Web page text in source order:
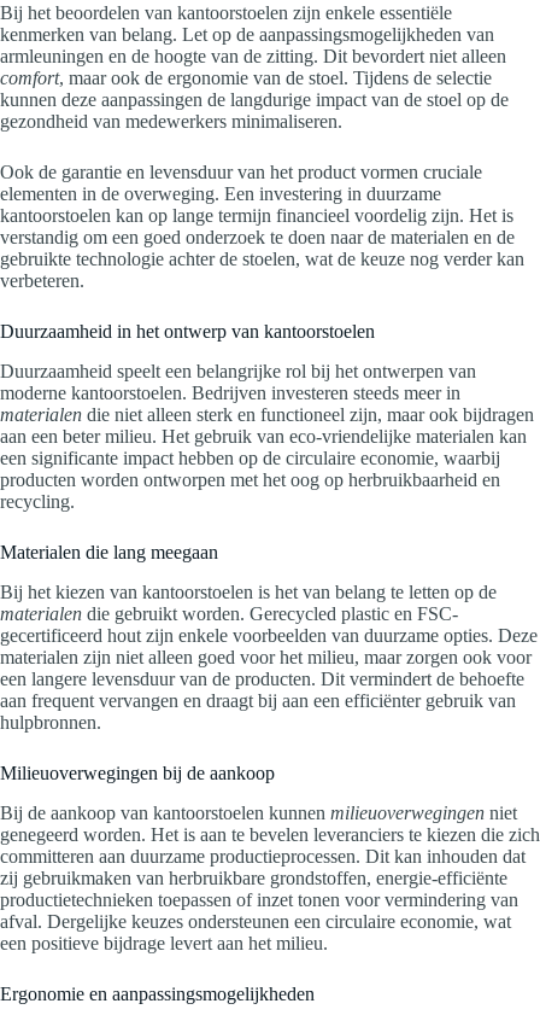
Bij het beoordelen van kantoorstoelen zijn enkele essentiële
kenmerken van belang. Let op de aanpassingsmogelijkheden van
armleuningen en de hoogte van de zitting. Dit bevordert niet alleen
comfort, maar ook de ergonomie van de stoel. Tijdens de selectie
kunnen deze aanpassingen de langdurige impact van de stoel op de
gezondheid van medewerkers minimaliseren.
Ook de garantie en levensduur van het product vormen cruciale
elementen in de overweging. Een investering in duurzame
kantoorstoelen kan op lange termijn financieel voordelig zijn. Het is
verstandig om een goed onderzoek te doen naar de materialen en de
gebruikte technologie achter de stoelen, wat de keuze nog verder kan
verbeteren.
Duurzaamheid in het ontwerp van kantoorstoelen
Duurzaamheid speelt een belangrijke rol bij het ontwerpen van
moderne kantoorstoelen. Bedrijven investeren steeds meer in
materialen die niet alleen sterk en functioneel zijn, maar ook bijdragen
aan een beter milieu. Het gebruik van eco-vriendelijke materialen kan
een significante impact hebben op de circulaire economie, waarbij
producten worden ontworpen met het oog op herbruikbaarheid en
recycling.
Materialen die lang meegaan
Bij het kiezen van kantoorstoelen is het van belang te letten op de
materialen die gebruikt worden. Gerecycled plastic en FSC-
gecertificeerd hout zijn enkele voorbeelden van duurzame opties. Deze
materialen zijn niet alleen goed voor het milieu, maar zorgen ook voor
een langere levensduur van de producten. Dit vermindert de behoefte
aan frequent vervangen en draagt bij aan een efficiënter gebruik van
hulpbronnen.
Milieuoverwegingen bij de aankoop
Bij de aankoop van kantoorstoelen kunnen milieuoverwegingen niet
genegeerd worden. Het is aan te bevelen leveranciers te kiezen die zich
committeren aan duurzame productieprocessen. Dit kan inhouden dat
zij gebruikmaken van herbruikbare grondstoffen, energie-efficiënte
productietechnieken toepassen of inzet tonen voor vermindering van
afval. Dergelijke keuzes ondersteunen een circulaire economie, wat
een positieve bijdrage levert aan het milieu.
Ergonomie en aanpassingsmogelijkheden